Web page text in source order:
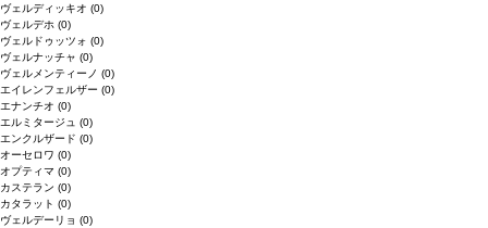
ヴェルディッキオ (0)
ヴェルデホ (0)
ヴェルドゥッツォ (0)
ヴェルナッチャ (0)
ヴェルメンティーノ (0)
エイレンフェルザー (0)
エナンチオ (0)
エルミタージュ (0)
エンクルザード (0)
オーセロワ (0)
オプティマ (0)
カステラン (0)
カタラット (0)
ヴェルデーリョ (0)